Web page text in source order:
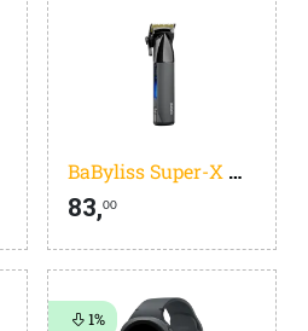
BaByliss Super-X Metal Tondeuse E991E
83,00
1%